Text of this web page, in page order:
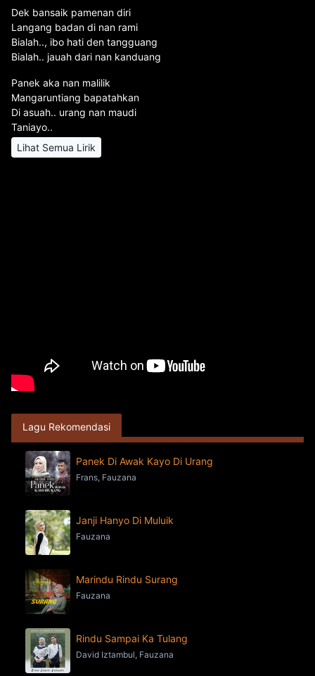
Dek bansaik pamenan diri
Langang badan di nan rami
Bialah.., ibo hati den tangguang
Bialah.. jauah dari nan kanduang
Panek aka nan malilik
Mangaruntiang bapatahkan
Di asuah.. urang nan maudi
Taniayo..
Lihat Semua Lirik
Lagu Rekomendasi
Panek Di Awak Kayo Di Urang
Frans, Fauzana
Janji Hanyo Di Muluik
Fauzana
Marindu Rindu Surang
Fauzana
Rindu Sampai Ka Tulang
David Iztambul, Fauzana